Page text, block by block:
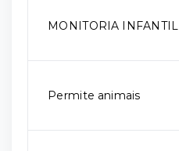
MONITORIA INFANTIL
Permite animais